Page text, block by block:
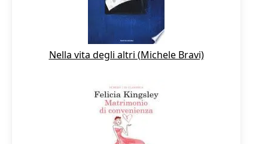
Nella vita degli altri (Michele Bravi)